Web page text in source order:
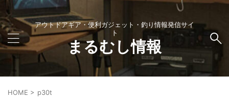
アウトドアギア・便利ガジェット・釣り情報発信サイ
ト
まるむし情報
HOME > p30t